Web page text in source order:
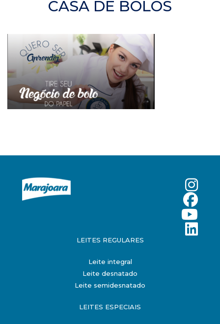
CASA DE BOLOS
LEITES REGULARES
Leite integral
Leite desnatado
Leite semidesnatado
LEITES ESPECIAIS